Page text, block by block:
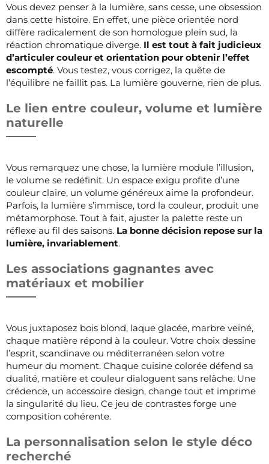
Vous devez penser à la lumière, sans cesse, une obsession
dans cette histoire. En effet, une pièce orientée nord
diffère radicalement de son homologue plein sud, la
réaction chromatique diverge. Il est tout à fait judicieux
d’articuler couleur et orientation pour obtenir l’effet
escompté. Vous testez, vous corrigez, la quête de
l’équilibre ne faillit pas. La lumière gouverne, rien de plus.
Le lien entre couleur, volume et lumière
naturelle
Vous remarquez une chose, la lumière module l’illusion,
le volume se redéfinit. Un espace exigu profite d’une
couleur claire, un volume généreux aime la profondeur.
Parfois, la lumière s’immisce, tord la couleur, produit une
métamorphose. Tout à fait, ajuster la palette reste un
réflexe au fil des saisons. La bonne décision repose sur la
lumière, invariablement.
Les associations gagnantes avec
matériaux et mobilier
Vous juxtaposez bois blond, laque glacée, marbre veiné,
chaque matière répond à la couleur. Votre choix dessine
l’esprit, scandinave ou méditerranéen selon votre
humeur du moment. Chaque cuisine colorée défend sa
dualité, matière et couleur dialoguent sans relâche. Une
crédence, un accessoire design, change tout et imprime
la singularité du lieu. Ce jeu de contrastes forge une
composition cohérente.
La personnalisation selon le style déco
recherché